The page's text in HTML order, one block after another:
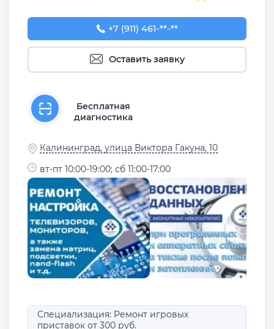
+7 (911) 461-90-82
+7 (911) 461-**-**
Оставить заявку
Бесплатная
диагностика
Калининград, улица Виктора Гакуна, 10
вт-пт 10:00-19:00; сб 11:00-17:00
Специализация: Ремонт игровых
приставок от 300 руб.